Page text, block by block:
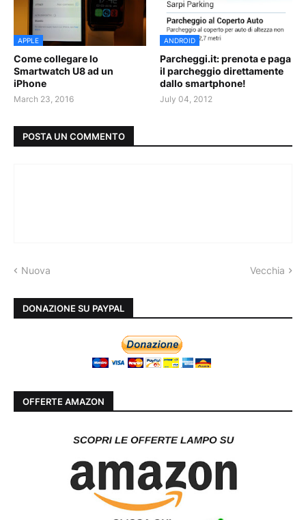
APPLE
Come collegare lo
Smartwatch U8 ad un
iPhone
March 23, 2016
ANDROID
Parcheggi.it: prenota e paga
il parcheggio direttamente
dallo smartphone!
July 04, 2012
POSTA UN COMMENTO
Nuova Vecchia
DONAZIONE SU PAYPAL
OFFERTE AMAZON